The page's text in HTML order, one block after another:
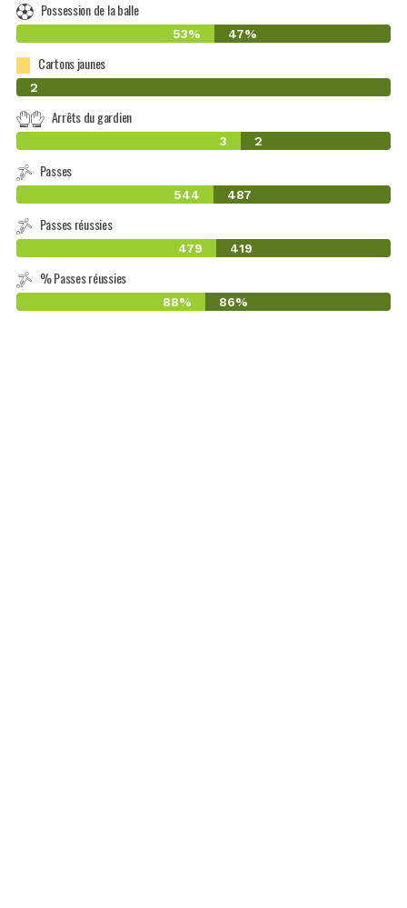
Possession de la balle
53% 47%
Cartons jaunes
0
2
Arrêts du gardien
3 2
Passes
544 487
Passes réussies
479 419
% Passes réussies
88% 86%